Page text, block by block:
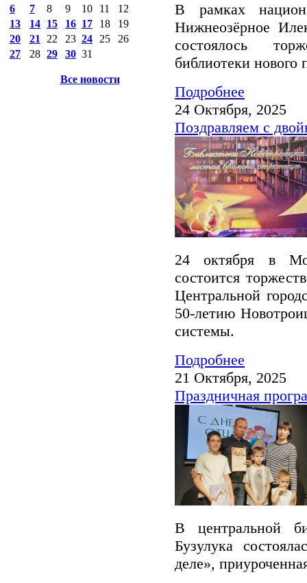
6
7 8 9 10 11
12
13
14 15 16 17 18
19
20
21 22 23 24 25
26
27
28 29 30 31
Все новости
В рамках
Нижнеозёрное
состоялось
библиотеки нового
Подробнее
24 Октября, 2025
Поздравляем с
24 октября в
состоится
Центральной
50-летию
системы.
Подробнее
21 Октября, 2025
Праздничная
В центральной
Бузулука
деле»,